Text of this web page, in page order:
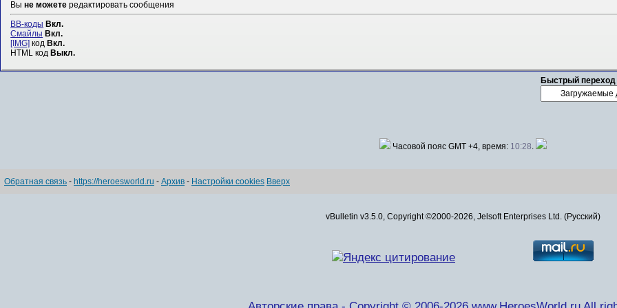
Выне можете редактировать сообщения
BB-коды Вкл.
Смайлы Вкл.
[IMG] код Вкл.
HTML код Выкл.
Быстрый переход
Часовой пояс GMT +4, время: 10:28.
Обратная связь - https://heroesworld.ru - Архив - Настройки cookies Вверх
vBulletin v3.5.0, Copyright ©2000-2026, Jelsoft Enterprises Ltd. (Русский)